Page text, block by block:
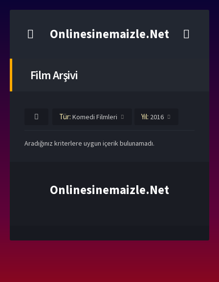
Onlinesinemaizle.Net
Film Arşivi
Tür: Komedi Filmleri Yıl: 2016
Aradığınız kriterlere uygun içerik bulunamadı.
Onlinesinemaizle.Net